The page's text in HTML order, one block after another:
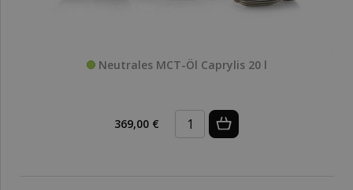
Neutrales MCT-Öl Caprylis 20 l
369,00 €